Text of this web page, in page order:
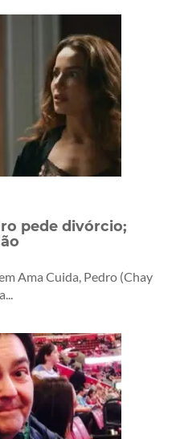
pede divórcio;
Ama Cuida, Pedro (Chay